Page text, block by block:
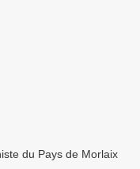
du Pays de Morlaix